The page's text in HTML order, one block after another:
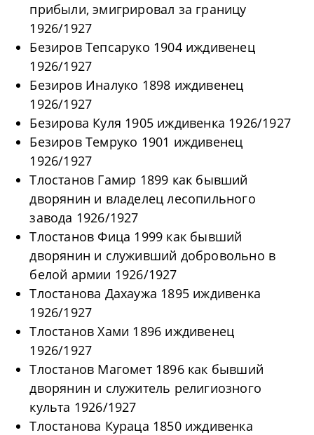
прибыли, эмигрировал за границу
1926/1927
Безиров Тепсаруко 1904 иждивенец
1926/1927
Безиров Иналуко 1898 иждивенец
1926/1927
Безирова Куля 1905 иждивенка 1926/1927
Безиров Темруко 1901 иждивенец
1926/1927
Тлостанов Гамир 1899 как бывший
дворянин и владелец лесопильного
завода 1926/1927
Тлостанов Фица 1999 как бывший
дворянин и служивший добровольно в
белой армии 1926/1927
Тлостанова Дахаужа 1895 иждивенка
1926/1927
Тлостанов Хами 1896 иждивенец
1926/1927
Тлостанов Магомет 1896 как бывший
дворянин и служитель религиозного
культа 1926/1927
Тлостанова Кураца 1850 иждивенка